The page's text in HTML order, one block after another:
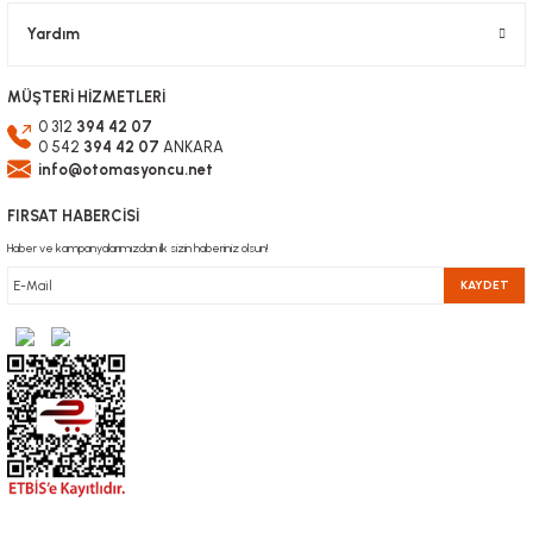
Yardım
MÜŞTERİ HİZMETLERİ
0 312 394 42 07
0 542 394 42 07 ANKARA
info@otomasyoncu.net
FIRSAT HABERCİSİ
Haber ve kampanyalarımızdan ilk sizin haberiniz olsun!
KAYDET